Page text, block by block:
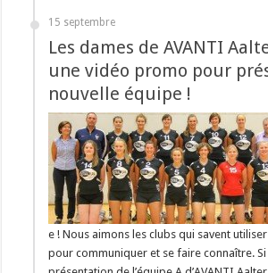
15 septembre
Les dames de AVANTI
une vidéo promo pour
nouvelle équipe !
e ! Nous aimons les clubs qui savent
pour communiquer et se faire connaître.